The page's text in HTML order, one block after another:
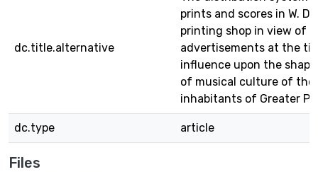
dc.title.alternative
prints and scores in W.
printing shop in view of
advertisements at the
influence upon the
of musical culture of the
inhabitants of Greater
dc.type article
Files